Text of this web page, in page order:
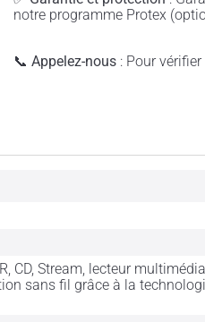
notre programme Protex
📞 Appelez-nous: Pour vérifier
CD, Stream, lecteur
sans fil grâce à la